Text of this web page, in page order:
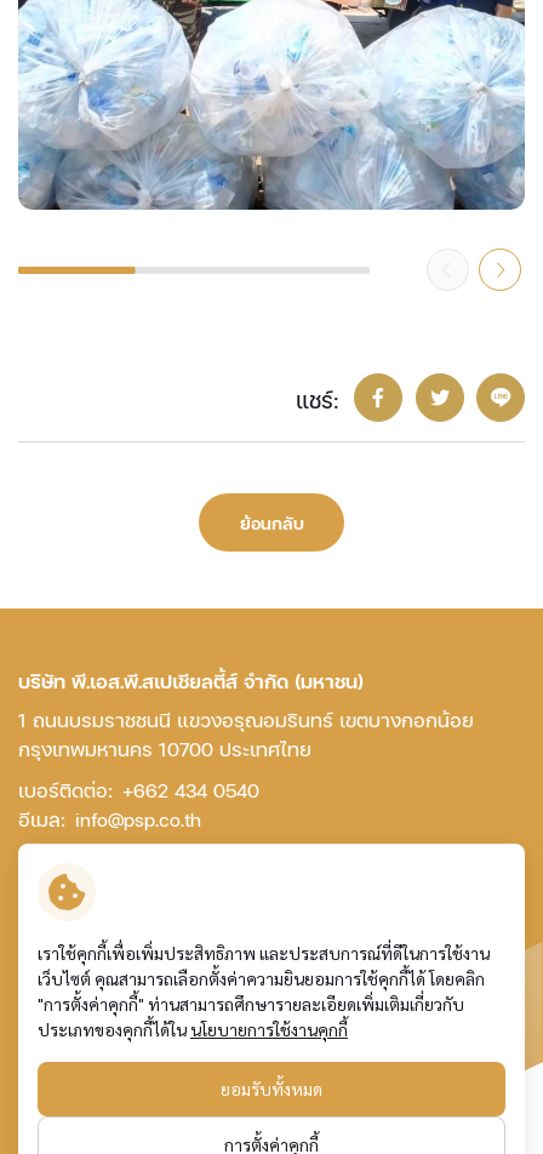
แชร์:
ย้อนกลับ
บริษัท พี.เอส.พี.สเปเชียลตี้ส์ จำกัด (มหาชน)
1 ถนนบรมราชชนนี แขวงอรุณอมรินทร์ เขตบางกอกน้อย
กรุงเทพมหานคร 10700 ประเทศไทย
เบอร์ติดต่อ: +662 434 0540
อีเมล: info@psp.co.th
ติดต่อเรา
© สงวนลิขสิทธิ์ พ.ศ. 2569 บริษัท พี.เอส.พี.สเปเชียลตี้ส์
ข้อกำหนดและเงื่อนไข
การคุ้มครองข้อมูลส่วนบุคคล
นโยบายการใช้คุกกี้
แผนผังเว็บไซต์
เราใช้คุกกี้เพื่อเพิ่มประสิทธิภาพ และประสบการณ์ที่ดีในการใช้งาน
เว็บไซต์ คุณสามารถเลือกตั้งค่าความยินยอมการใช้คุกกี้ได้ โดยคลิก
"การตั้งค่าคุกกี้" ท่านสามารถศึกษารายละเอียดเพิ่มเติมเกี่ยวกับ
ประเภทของคุกกี้ได้ในนโยบายการใช้งานคุกกี้
ยอมรับทั้งหมด
การตั้งค่าคุกกี้